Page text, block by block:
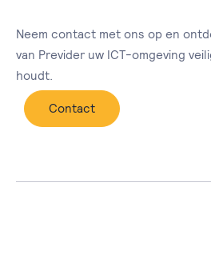
Neem contact met ons op en
van Previder uw ICT-omgeving
houdt.
Contact